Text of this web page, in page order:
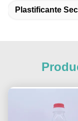
Plastificante